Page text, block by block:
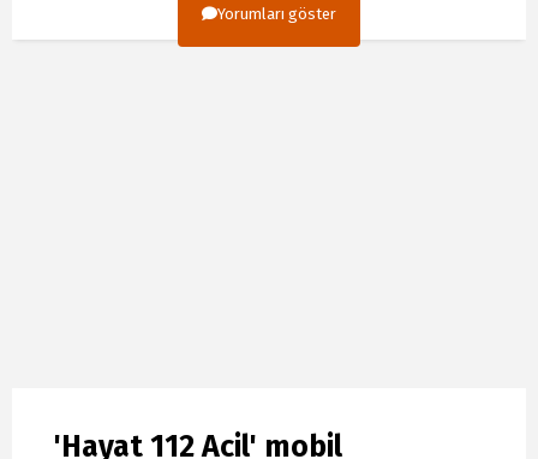
Yorumları göster
'Hayat 112 Acil' mobil